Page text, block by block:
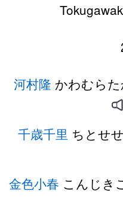
河村隆 かわむら
千歳千里 ちとせ
金色小春 こんじき